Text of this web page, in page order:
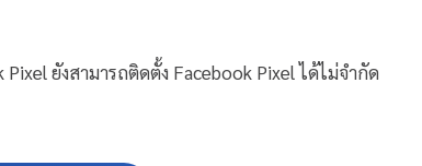
ยังสามารถติดตั้ง Facebook Pixel ได้ไม่จำกัด